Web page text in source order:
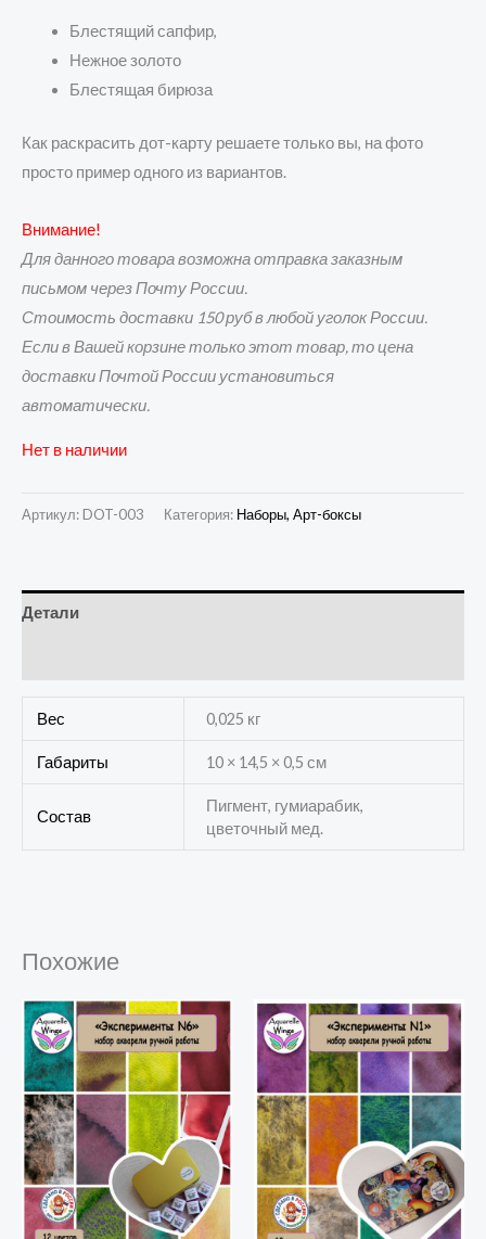
Блестящий сапфир,
Нежное золото
Блестящая бирюза
Как раскрасить дот-карту решаете только вы, на фото
просто пример одного из вариантов.
Внимание!
Для данного товара возможна отправка заказным
письмом через Почту России.
Стоимость доставки 150 руб в любой уголок России.
Если в Вашей корзине только этот товар, то цена
доставки Почтой России установиться
автоматически.
Нет в наличии
Артикул: DOT-003 Категория: Наборы, Арт-боксы
Детали
Вес 0,025 кг
Габариты 10 × 14,5 × 0,5 см
Состав
Пигмент, гумиарабик,
цветочный мед.
Похожие